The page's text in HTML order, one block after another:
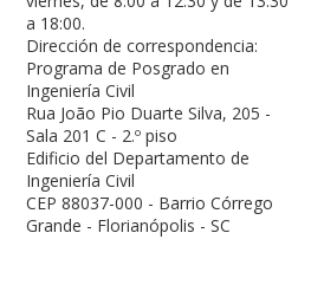
a 18:00.
Dirección de correspondencia:
Programa de Posgrado en
Ingeniería Civil
Rua João Pio Duarte Silva, 205 -
Sala 201 C - 2.º piso
Edificio del Departamento de
Ingeniería Civil
CEP 88037-000 - Barrio Córrego
Grande - Florianópolis - SC